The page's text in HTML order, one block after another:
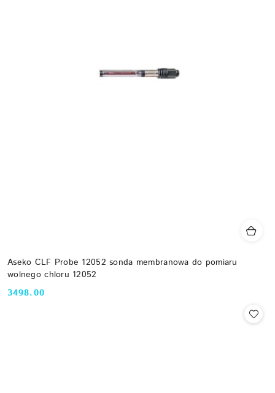
Aseko CLF Probe 12052 sonda membranowa do pomiaru
wolnego chloru 12052
Cena:
3498.00